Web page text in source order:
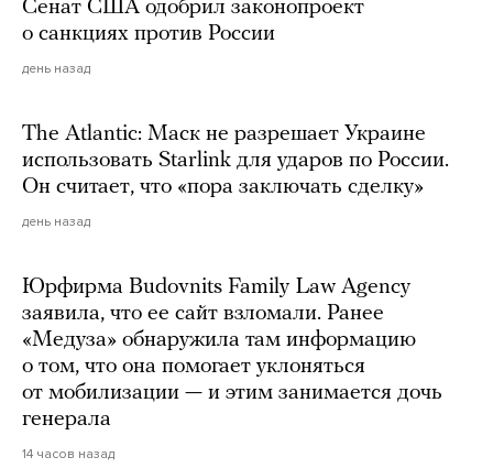
Сенат США одобрил законопроект
о санкциях против России
день назад
The Atlantic: Маск не разрешает Украине
использовать Starlink для ударов по России.
Он считает, что «пора заключать сделку»
день назад
Юрфирма Budovnits Family Law Agency
заявила, что ее сайт взломали. Ранее
«Медуза» обнаружила там информацию
о том, что она помогает уклоняться
от мобилизации — и этим занимается дочь
генерала
14 часов назад